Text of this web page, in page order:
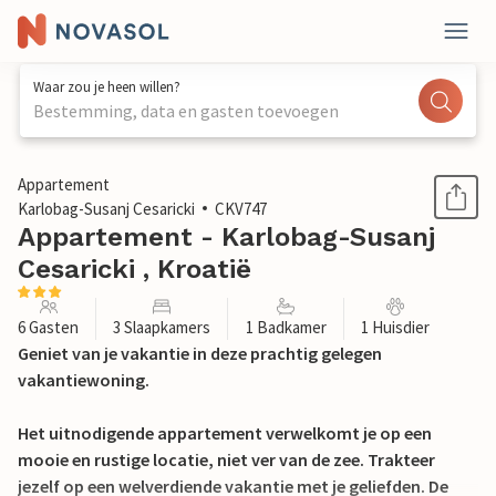
Waar zou je heen willen?
Bestemming, data en gasten toevoegen
1 / 29
Appartement
Karlobag-Susanj Cesaricki
CKV747
Appartement - Karlobag-Susanj
Cesaricki , Kroatië
6 Gasten 3 Slaapkamers 1 Badkamer 1 Huisdier
Geniet van je vakantie in deze prachtig gelegen
vakantiewoning.
Het uitnodigende appartement verwelkomt je op een
mooie en rustige locatie, niet ver van de zee. Trakteer
jezelf op een welverdiende vakantie met je geliefden. De